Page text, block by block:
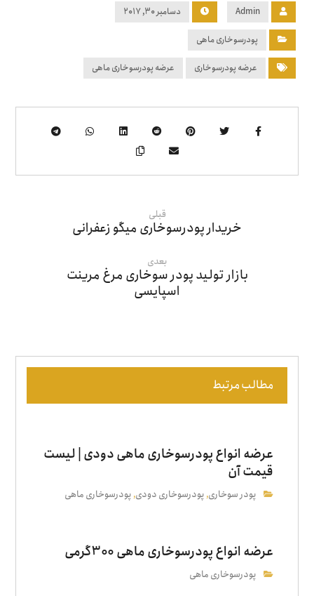
Admin دسامبر ۳۰, ۲۰۱۷
پودرسوخاری ماهی
عرضه پودرسوخاری عرضه پودرسوخاری ماهی
قبلی
خریدار پودرسوخاری میگو زعفرانی
بعدی
بازار تولید پودر سوخاری مرغ مرینت
اسپایسی
مطالب مرتبط
عرضه انواع پودرسوخاری ماهی دودی | لیست
قیمت آن
پودر سوخاری,پودرسوخاری دودی,پودرسوخاری ماهی
عرضه انواع پودرسوخاری ماهی 300گرمی
پودرسوخاری ماهی